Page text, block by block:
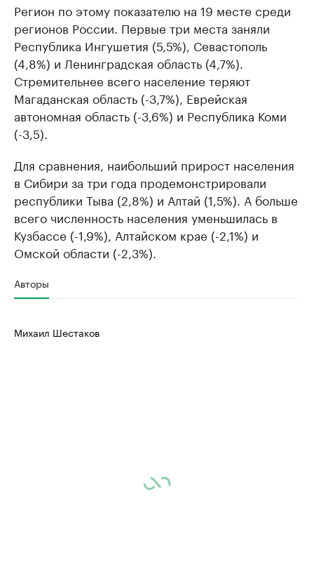
Регион по этому показателю на 19 месте среди
регионов России. Первые три места заняли
Республика Ингушетия (5,5%), Севастополь
(4,8%) и Ленинградская область (4,7%).
Стремительнее всего население теряют
Магаданская область (-3,7%), Еврейская
автономная область (-3,6%) и Республика Коми
(-3,5).
Для сравнения, наибольший прирост населения
в Сибири за три года продемонстрировали
республики Тыва (2,8%) и Алтай (1,5%). А больше
всего численность населения уменьшилась в
Кузбассе (-1,9%), Алтайском крае (-2,1%) и
Омской области (-2,3%).
Авторы
Михаил Шестаков